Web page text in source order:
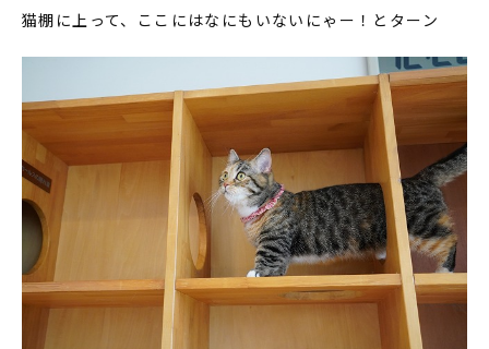
猫棚に上って、ここにはなにもいないにゃー！とターン